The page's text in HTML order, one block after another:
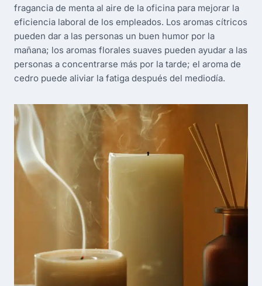
fragancia de menta al aire de la oficina para mejorar la
eficiencia laboral de los empleados. Los aromas cítricos
pueden dar a las personas un buen humor por la
mañana; los aromas florales suaves pueden ayudar a las
personas a concentrarse más por la tarde; el aroma de
cedro puede aliviar la fatiga después del mediodía.